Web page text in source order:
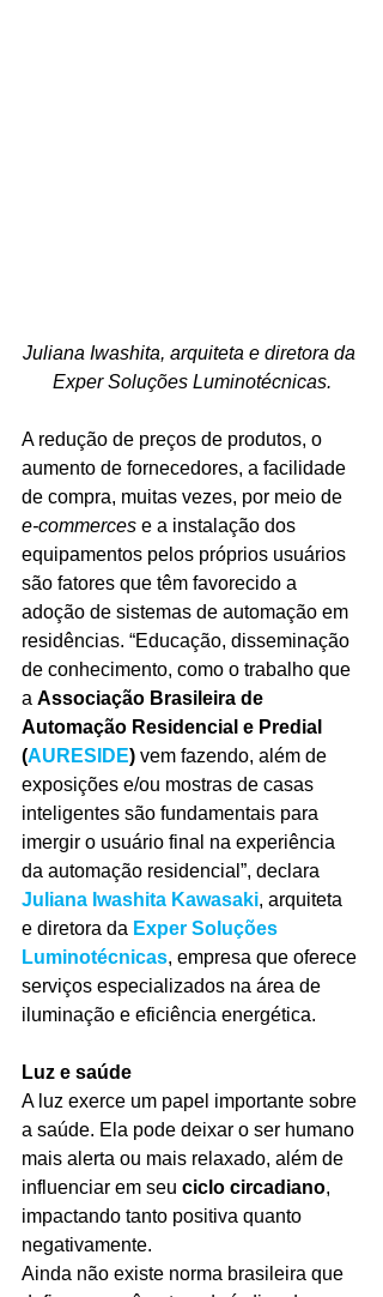
Juliana Iwashita, arquiteta e diretora da
Exper Soluções Luminotécnicas.
A redução de preços de produtos, o
aumento de fornecedores, a facilidade
de compra, muitas vezes, por meio de
e-commerces e a instalação dos
equipamentos pelos próprios usuários
são fatores que têm favorecido a
adoção de sistemas de automação em
residências. “Educação, disseminação
de conhecimento, como o trabalho que
a Associação Brasileira de
Automação Residencial e Predial
(AURESIDE) vem fazendo, além de
exposições e/ou mostras de casas
inteligentes são fundamentais para
imergir o usuário final na experiência
da automação residencial”, declara
Juliana Iwashita Kawasaki, arquiteta
e diretora da Exper Soluções
Luminotécnicas, empresa que oferece
serviços especializados na área de
iluminação e eficiência energética.
Luz e saúde
A luz exerce um papel importante sobre
a saúde. Ela pode deixar o ser humano
mais alerta ou mais relaxado, além de
influenciar em seu ciclo circadiano,
impactando tanto positiva quanto
negativamente.
Ainda não existe norma brasileira que